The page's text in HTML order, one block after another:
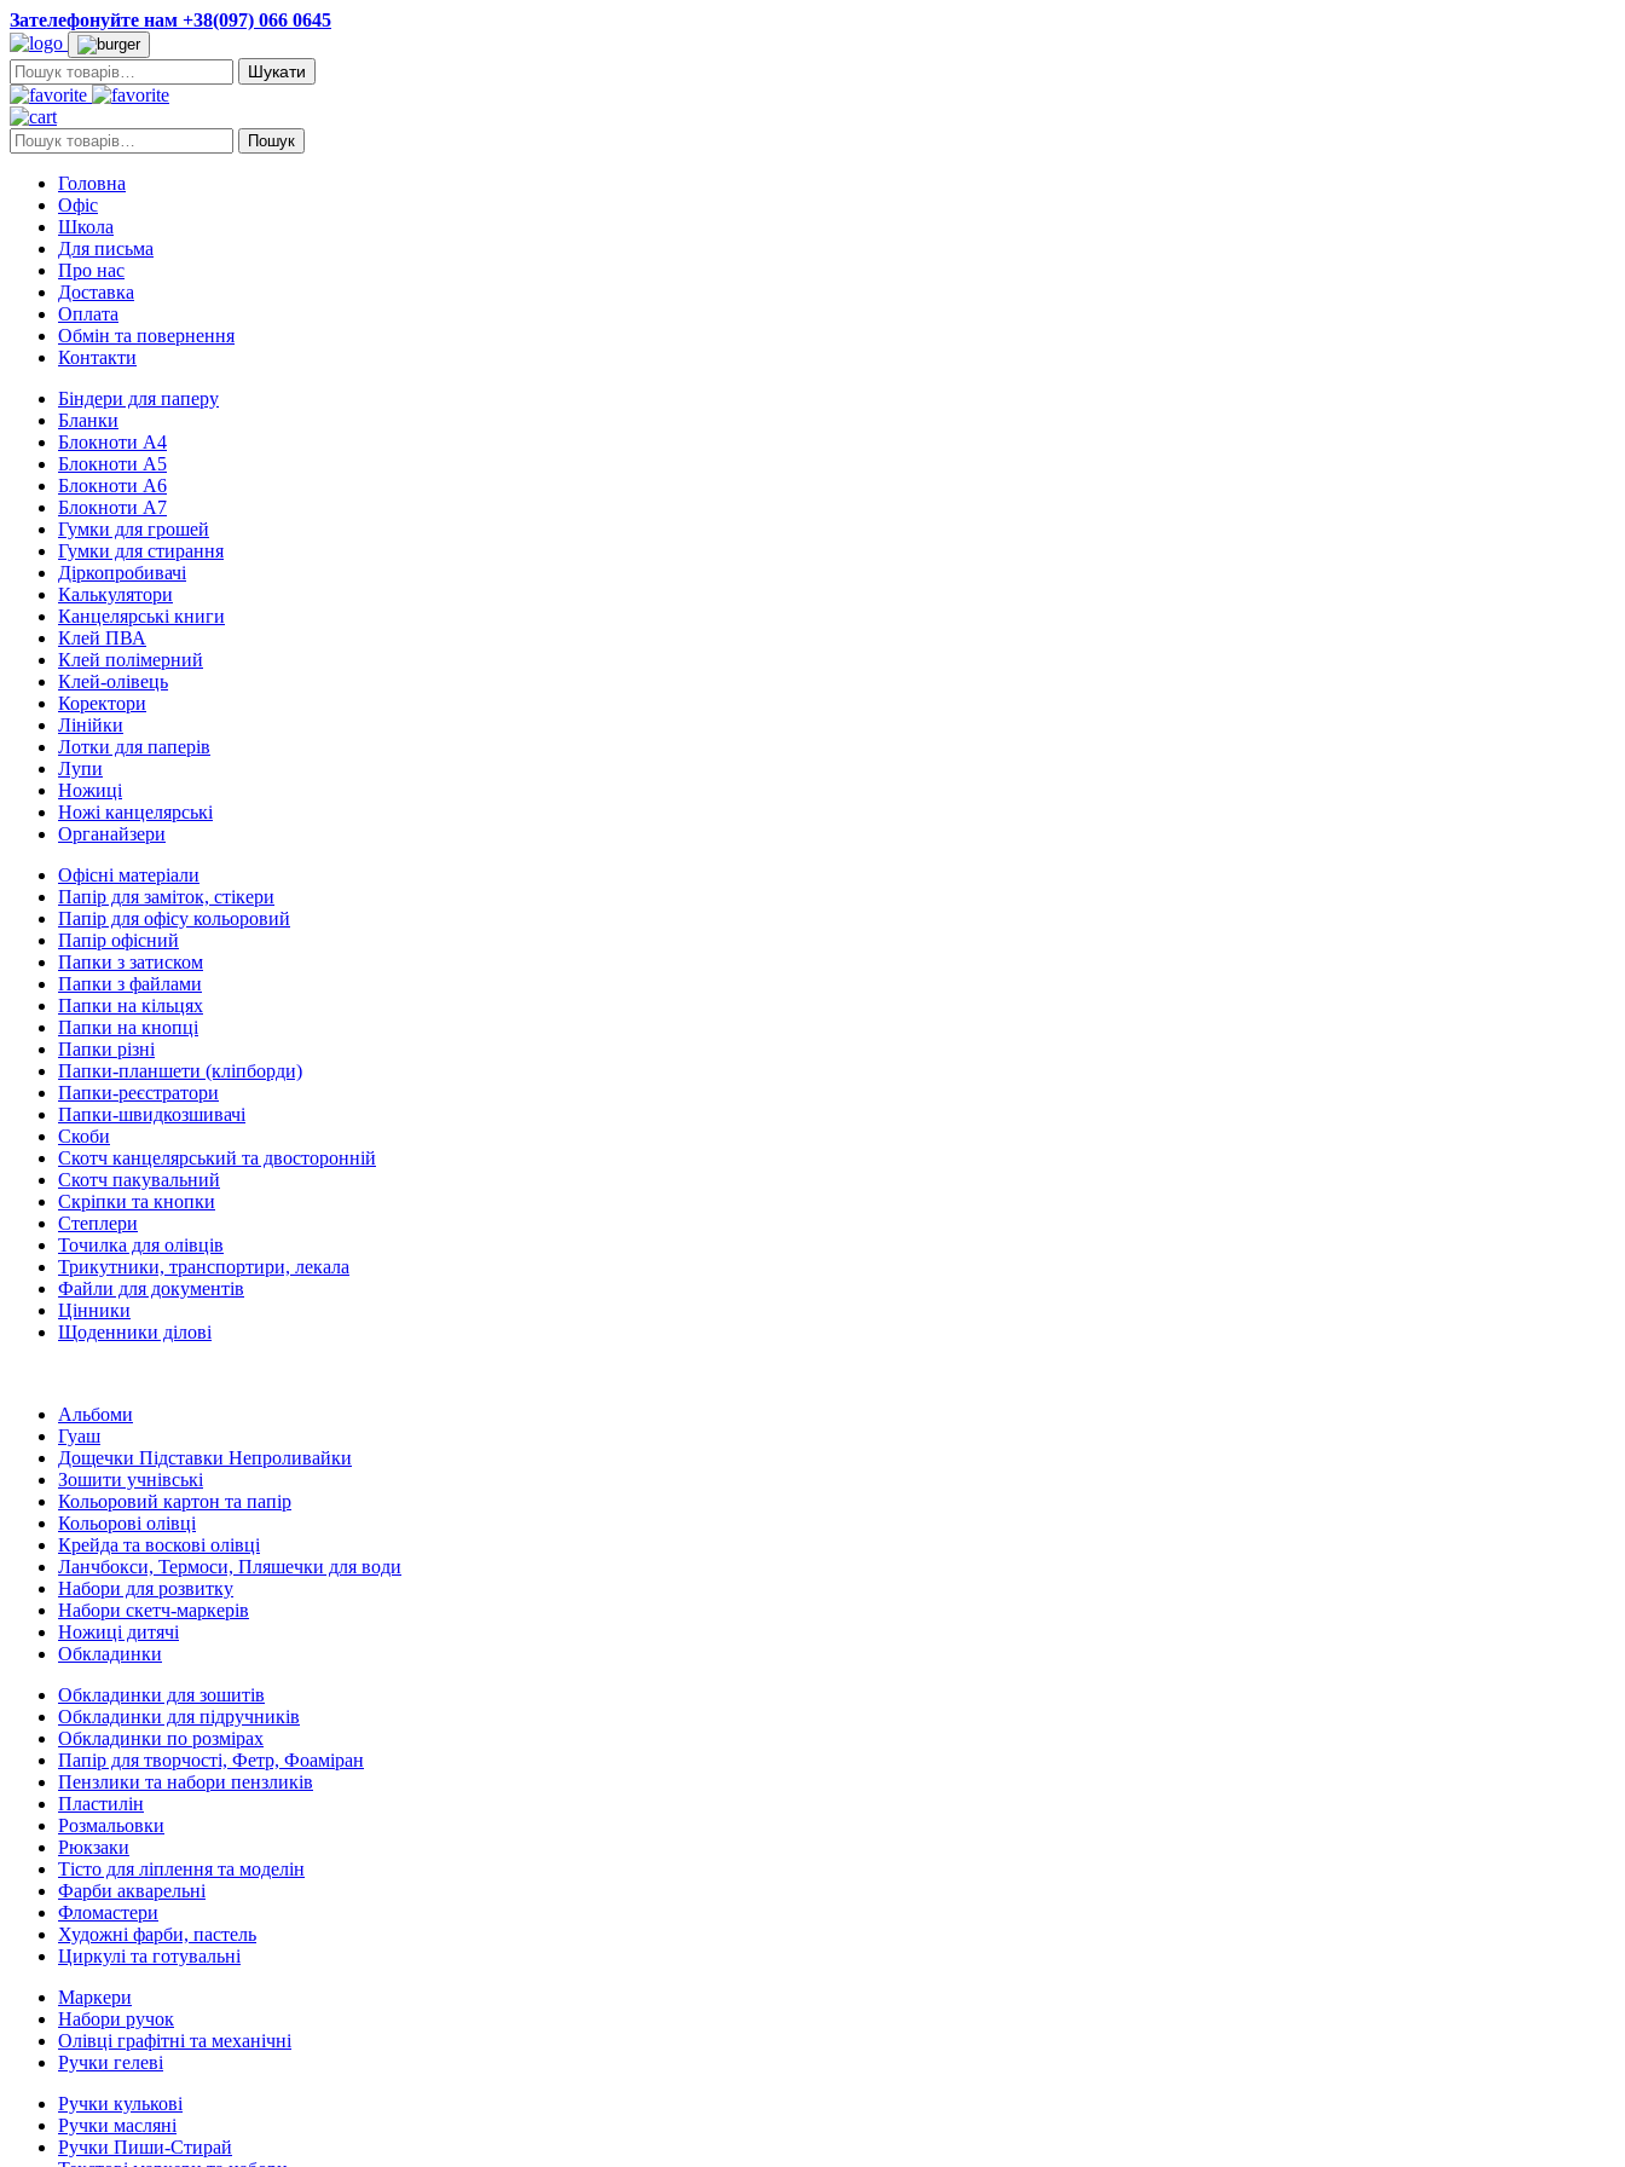
Зателефонуйте нам +38(097) 066 0645
Пошук:
Пошук: Пошук
Головна
Офіс
Школа
Для письма
Про нас
Доставка
Оплата
Обмін та повернення
Контакти
Біндери для паперу
Бланки
Блокноти А4
Блокноти А5
Блокноти А6
Блокноти А7
Гумки для грошей
Гумки для стирання
Діркопробивачі
Калькулятори
Канцелярські книги
Клей ПВА
Клей полімерний
Клей-олівець
Коректори
Лінійки
Лотки для паперів
Лупи
Ножиці
Ножі канцелярські
Органайзери
Офісні матеріали
Папір для заміток, стікери
Папір для офісу кольоровий
Папір офісний
Папки з затиском
Папки з файлами
Папки на кільцях
Папки на кнопці
Папки різні
Папки-планшети (кліпборди)
Папки-реєстратори
Папки-швидкозшивачі
Скоби
Скотч канцелярський та двосторонній
Скотч пакувальний
Скріпки та кнопки
Степлери
Точилка для олівців
Трикутники, транспортири, лекала
Файли для документів
Цінники
Щоденники ділові
Альбоми
Гуаш
Дощечки Підставки Непроливайки
Зошити учнівські
Кольоровий картон та папір
Кольорові олівці
Крейда та воскові олівці
Ланчбокси, Термоси, Пляшечки для води
Набори для розвитку
Набори скетч-маркерів
Ножиці дитячі
Обкладинки
Обкладинки для зошитів
Обкладинки для підручників
Обкладинки по розмірах
Папір для творчості, Фетр, Фоаміран
Пензлики та набори пензликів
Пластилін
Розмальовки
Рюкзаки
Тісто для ліплення та моделін
Фарби акварельні
Фломастери
Художні фарби, пастель
Циркулі та готувальні
Маркери
Набори ручок
Олівці графітні та механічні
Ручки гелеві
Ручки кулькові
Ручки масляні
Ручки Пиши-Стирай